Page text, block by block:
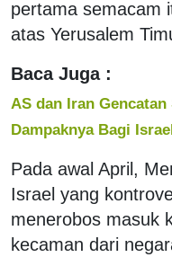
pertama semacam
atas Yerusalem
Baca Juga :
AS dan Iran
Dampaknya Bagi
Pada awal April,
Israel yang
menerobos masuk
kecaman dari